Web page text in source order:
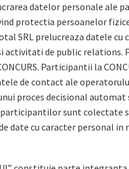
datelor personale ale
protectia persoanelor
SRL prelucreaza datele
de public relations.
Participantii la
de contact ale
proces decisional
sunt colectate
date cu caracter personal in